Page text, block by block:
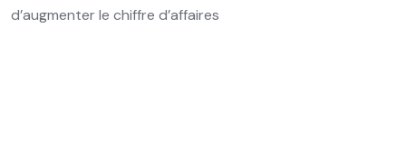
d’augmenter le chiffre d’affaires